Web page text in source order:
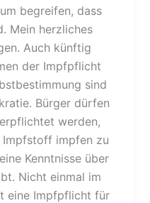
begreifen, dass
Mein herzliches
Auch künftig
der Impfpflicht
sind
Bürger dürfen
werden,
Impfstoff impfen zu
Kenntnisse über
Nicht einmal im
eine Impfpflicht für